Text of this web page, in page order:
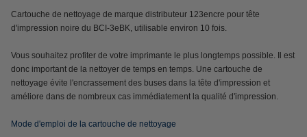
Cartouche de nettoyage de marque distributeur 123encre pour tête
d'impression noire du BCI-3eBK, utilisable environ 10 fois.
Vous souhaitez profiter de votre imprimante le plus longtemps possible. Il est
donc important de la nettoyer de temps en temps. Une cartouche de
nettoyage évite l'encrassement des buses dans la tête d'impression et
améliore dans de nombreux cas immédiatement la qualité d'impression.
Mode d'emploi de la cartouche de nettoyage